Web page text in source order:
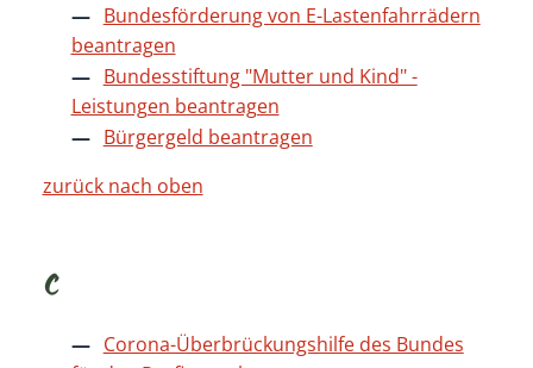
Bundesförderung von E-Lastenfahrrädern
beantragen
Bundesstiftung "Mutter und Kind" -
Leistungen beantragen
Bürgergeld beantragen
zurück nach oben
C
Corona-Überbrückungshilfe des Bundes